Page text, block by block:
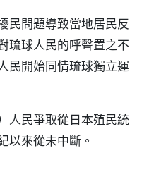
民問題導致當地居民反
琉球人民的呼聲置之不
民開始同情琉球獨立運
人民爭取從日本殖民統
以來從未中斷。